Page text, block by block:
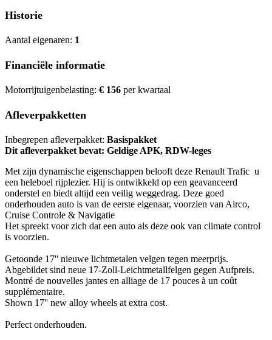
Historie
Aantal eigenaren: 1
Financiële informatie
Motorrijtuigenbelasting: € 156 per kwartaal
Afleverpakketten
Inbegrepen afleverpakket: Basispakket
Dit afleverpakket bevat: Geldige APK, RDW-leges
Met zijn dynamische eigenschappen belooft deze Renault Trafic u
een heleboel rijplezier. Hij is ontwikkeld op een geavanceerd
onderstel en biedt altijd een veilig weggedrag. Deze goed
onderhouden auto is van de eerste eigenaar, voorzien van Airco,
Cruise Controle & Navigatie
Het spreekt voor zich dat een auto als deze ook van climate control
is voorzien.
Getoonde 17'' nieuwe lichtmetalen velgen tegen meerprijs.
Abgebildet sind neue 17-Zoll-Leichtmetallfelgen gegen Aufpreis.
Montré de nouvelles jantes en alliage de 17 pouces à un coût
supplémentaire.
Shown 17'' new alloy wheels at extra cost.
Perfect onderhouden.